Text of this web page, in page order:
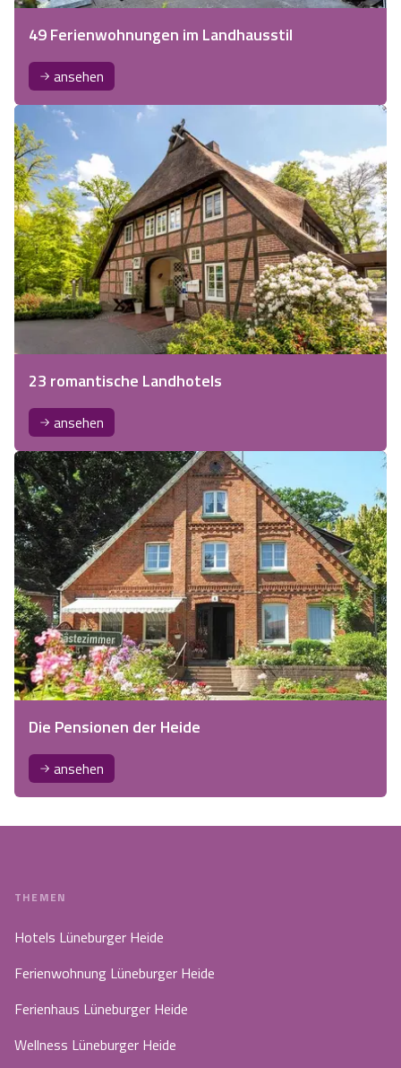
49 Ferienwohnungen im Landhausstil
ansehen
23 romantische Landhotels
ansehen
Die Pensionen der Heide
ansehen
THEMEN
Hotels Lüneburger Heide
Ferienwohnung Lüneburger Heide
Ferienhaus Lüneburger Heide
Wellness Lüneburger Heide